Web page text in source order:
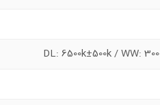
DL: 6500k±500k / WW: